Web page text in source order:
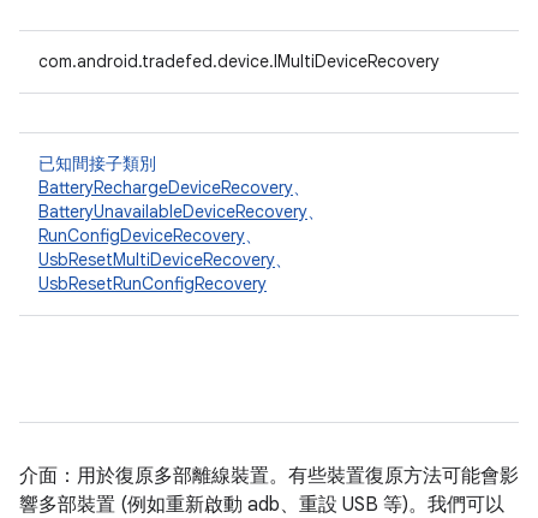
com.android.tradefed.device.IMultiDeviceRecovery
已知間接子類別
BatteryRechargeDeviceRecovery、
BatteryUnavailableDeviceRecovery、
RunConfigDeviceRecovery、
UsbResetMultiDeviceRecovery、
UsbResetRunConfigRecovery
介面：用於復原多部離線裝置。有些裝置復原方法可能會影
響多部裝置 (例如重新啟動 adb、重設 USB 等)。我們可以